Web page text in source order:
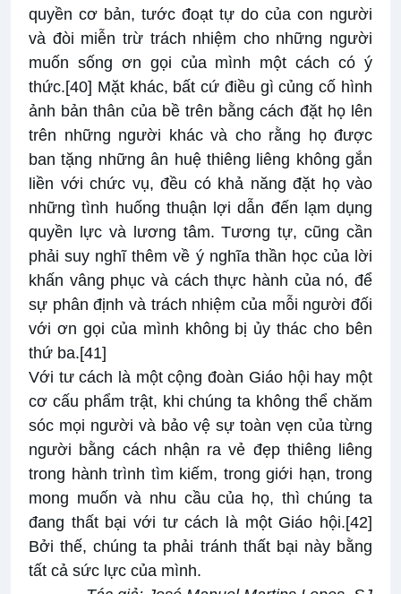
quyền cơ bản, tước đoạt tự do của con người
và đòi miễn trừ trách nhiệm cho những người
muốn sống ơn gọi của mình một cách có ý
thức.[40] Mặt khác, bất cứ điều gì củng cố hình
ảnh bản thân của bề trên bằng cách đặt họ lên
trên những người khác và cho rằng họ được
ban tặng những ân huệ thiêng liêng không gắn
liền với chức vụ, đều có khả năng đặt họ vào
những tình huống thuận lợi dẫn đến lạm dụng
quyền lực và lương tâm. Tương tự, cũng cần
phải suy nghĩ thêm về ý nghĩa thần học của lời
khấn vâng phục và cách thực hành của nó, để
sự phân định và trách nhiệm của mỗi người đối
với ơn gọi của mình không bị ủy thác cho bên
thứ ba.[41]
Với tư cách là một cộng đoàn Giáo hội hay một
cơ cấu phẩm trật, khi chúng ta không thể chăm
sóc mọi người và bảo vệ sự toàn vẹn của từng
người bằng cách nhận ra vẻ đẹp thiêng liêng
trong hành trình tìm kiếm, trong giới hạn, trong
mong muốn và nhu cầu của họ, thì chúng ta
đang thất bại với tư cách là một Giáo hội.[42]
Bởi thế, chúng ta phải tránh thất bại này bằng
tất cả sức lực của mình.